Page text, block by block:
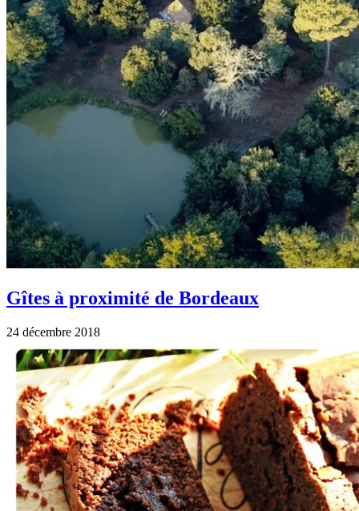
Gîtes à proximité de Bordeaux
24 décembre 2018